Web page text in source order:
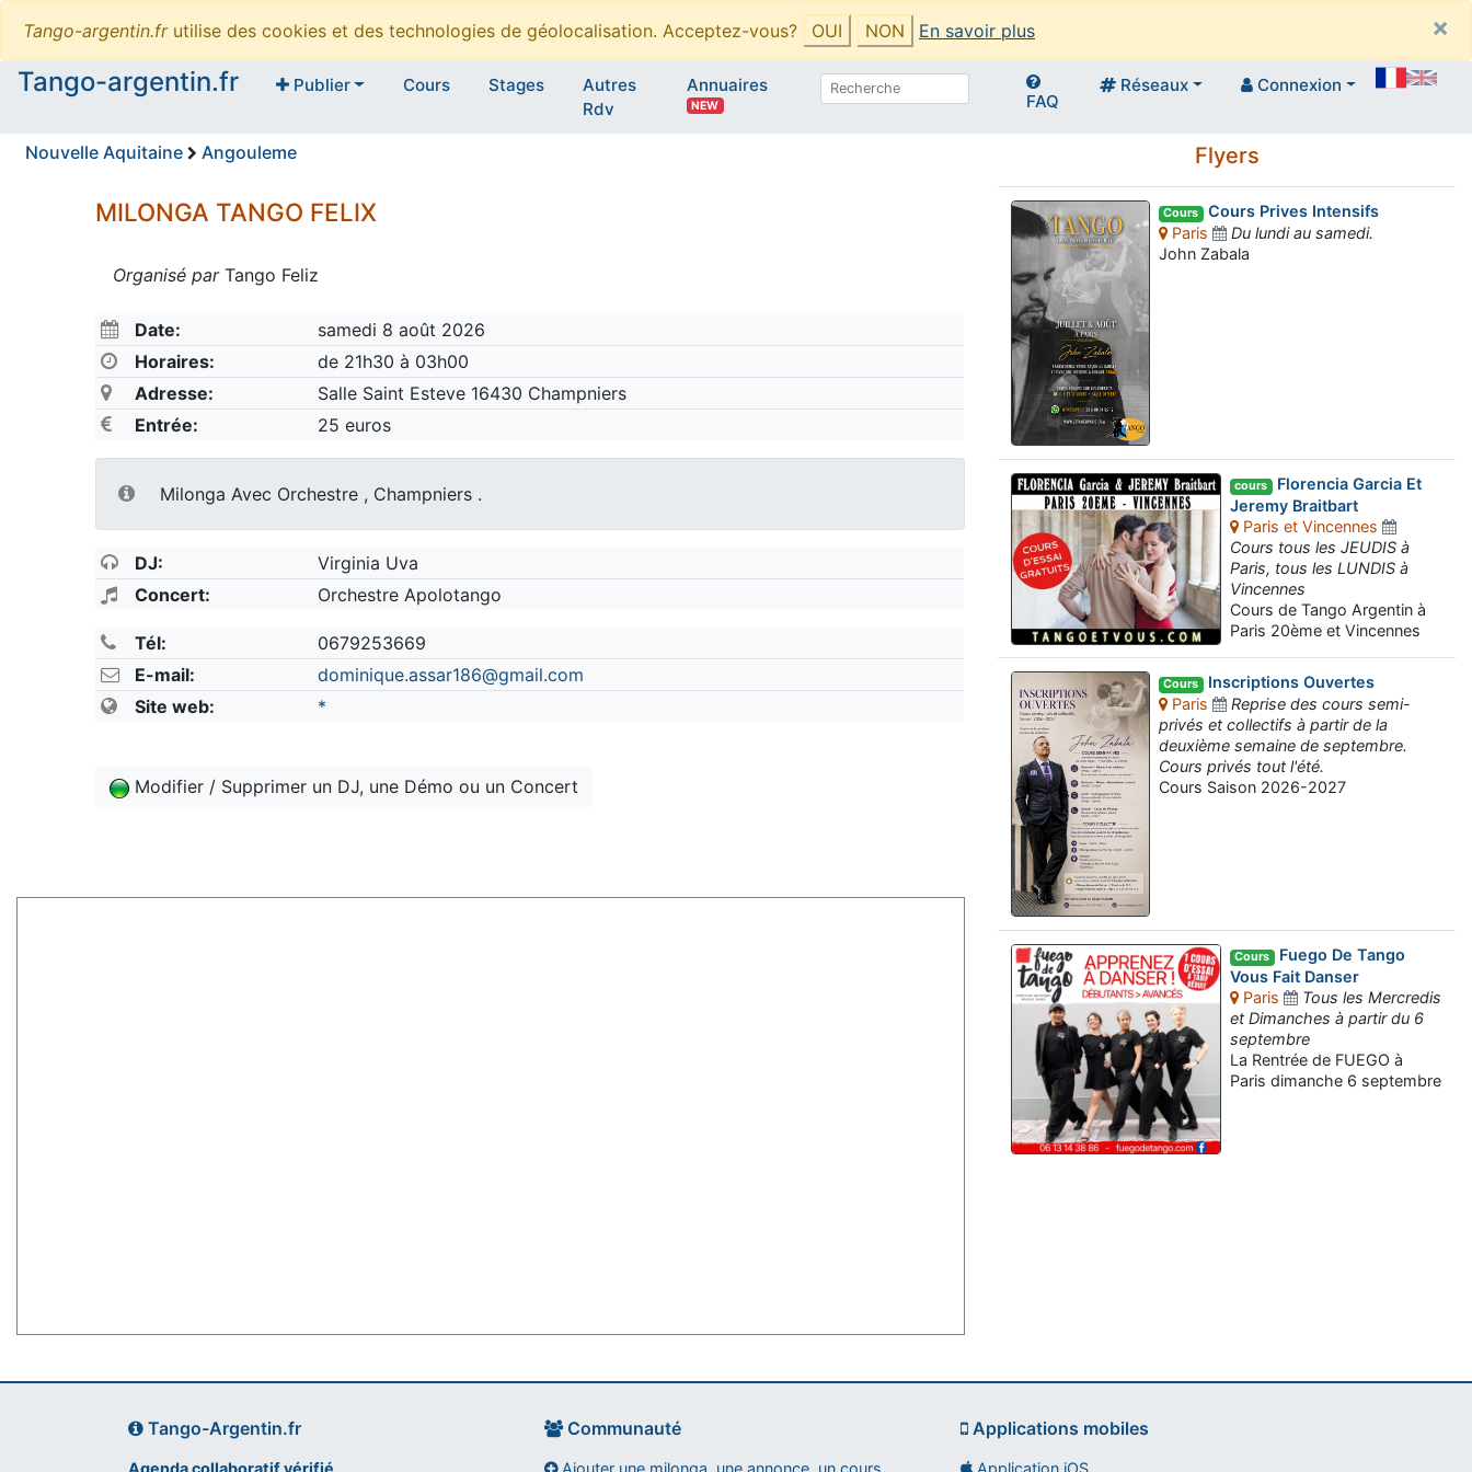
Tango-argentin.frutilise des cookies et des technologies de géolocalisation. Acceptez-vous? OUI NON En savoir plus
×
Tango-argentin.fr
Publier Cours Stages
Autres
Rdv
Annuaires
NEW FAQ
Réseaux Connexion
Nouvelle Aquitaine Angouleme
MILONGA TANGO FELIX
Organisé parTango Feliz
Date:
samedi 8 août 2026
Horaires:
de 21h30 à 03h00
Adresse:
Salle Saint Esteve 16430 Champniers
Entrée:
25 euros
Milonga Avec Orchestre , Champniers .
DJ:
Virginia Uva
Concert:
Orchestre Apolotango
Tél:
0679253669
E-mail:
dominique.assar186@gmail.com
Site web:
*
Modifier / Supprimer un DJ, une Démo ou un Concert
Flyers
Cours Cours Prives Intensifs
Paris
Du lundi au samedi.
John Zabala
cours Florencia Garcia Et
Jeremy Braitbart
Paris et Vincennes
Cours tous les JEUDIS à
Paris, tous les LUNDIS à
Vincennes
Cours de Tango Argentin à
Paris 20ème et Vincennes
Cours Inscriptions Ouvertes
Paris
Reprise des cours semi-
privés et collectifs à partir de la
deuxième semaine de septembre.
Cours privés tout l'été.
Cours Saison 2026-2027
Cours Fuego De Tango
Vous Fait Danser
Paris
Tous les Mercredis
et Dimanches à partir du 6
septembre
La Rentrée de FUEGO à
Paris dimanche 6 septembre
Tango-Argentin.fr Communauté Applications mobiles